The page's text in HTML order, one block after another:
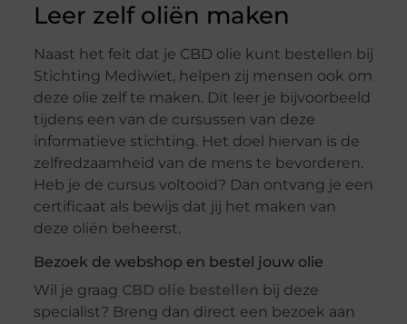
Leer zelf oliën maken
Naast het feit dat je CBD olie kunt bestellen bij
Stichting Mediwiet, helpen zij mensen ook om
deze olie zelf te maken. Dit leer je bijvoorbeeld
tijdens een van de cursussen van deze
informatieve stichting. Het doel hiervan is de
zelfredzaamheid van de mens te bevorderen.
Heb je de cursus voltooid? Dan ontvang je een
certificaat als bewijs dat jij het maken van
deze oliën beheerst.
Bezoek de webshop en bestel jouw olie
Wil je graag CBD olie bestellen bij deze
specialist? Breng dan direct een bezoek aan